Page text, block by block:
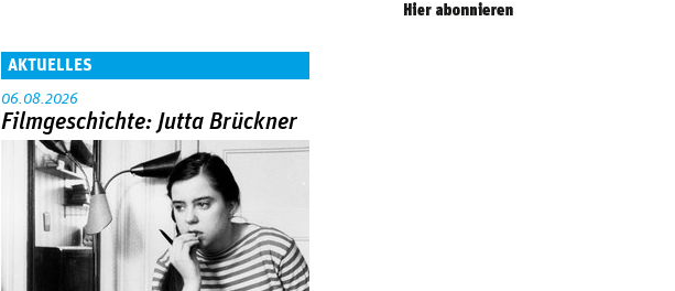
AKTUELLES
06.08.2026
Filmgeschichte: Jutta Brückner